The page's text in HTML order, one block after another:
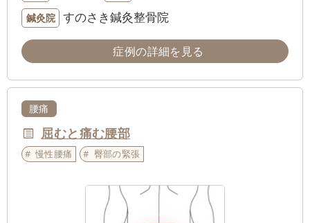
鍼灸院 すのさき鍼灸整骨院
症例の詳細を見る
腰痛
屈むと痛む腰部
慢性腰痛 臀部の緊張